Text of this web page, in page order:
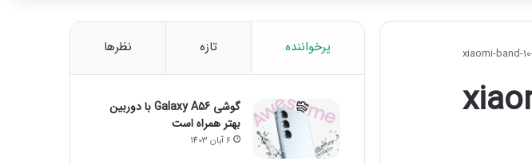
xiaomi-band- پرخواننده تازه نظرها
گوشی Galaxy A56 با دوربین
بهتر همراه است
6 آبان 1403